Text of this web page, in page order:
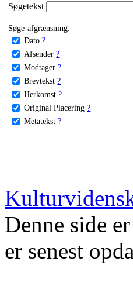
Søgetekst
Søge-afgrænsning:
Dato ?
Afsender ?
Modtager ?
Brevtekst ?
Herkomst ?
Original Placering ?
Metatekst ?
Denne side
er senest